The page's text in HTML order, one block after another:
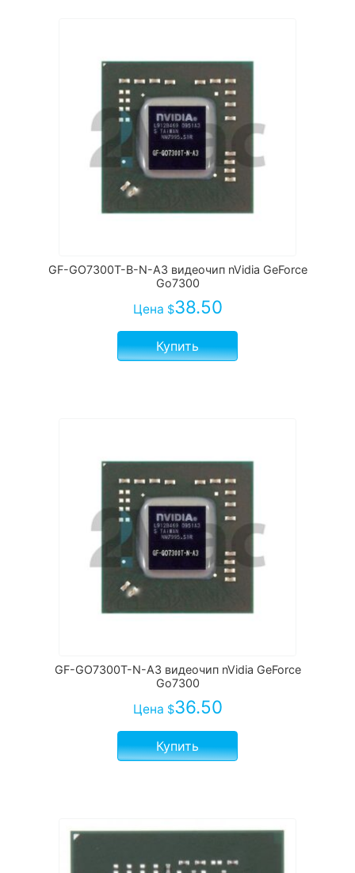
GF-GO7300T-B-N-A3 видеочип nVidia GeForce
Go7300
Цена $38.50
Купить
GF-GO7300T-N-A3 видеочип nVidia GeForce
Go7300
Цена $36.50
Купить